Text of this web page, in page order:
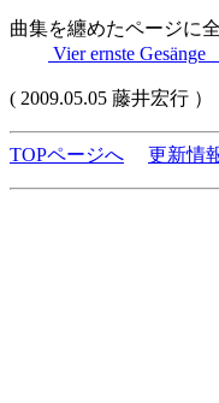
曲集を纏めたページに
Vier ernste
( 2009.05.05 藤井宏行 ）
TOPページへ 更新情